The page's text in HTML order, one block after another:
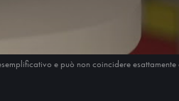
e può non coincidere